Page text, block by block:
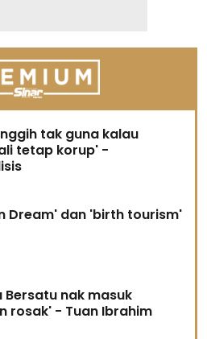
tak guna kalau
tetap korup' -
Dream' dan 'birth tourism'
Bersatu nak masuk
rosak' - Tuan Ibrahim